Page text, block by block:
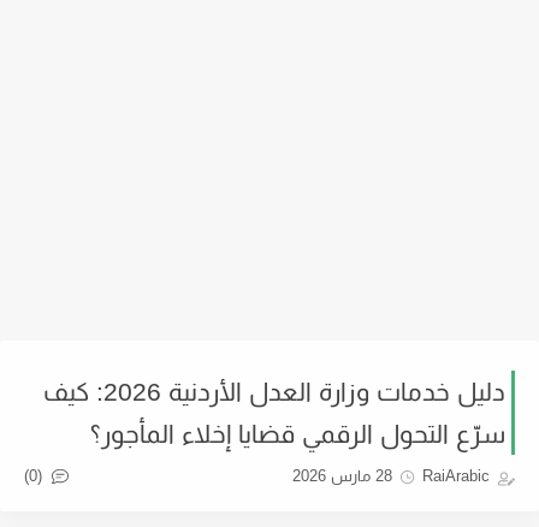
دليل خدمات وزارة العدل الأردنية 2026: كيف
سرّع التحول الرقمي قضايا إخلاء المأجور؟
RaiArabic 28 مارس 2026 (0)